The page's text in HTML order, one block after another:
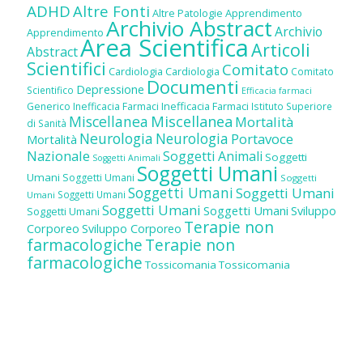
ADHDAltre Fonti Altre Patologie Apprendimento
Apprendimento Archivio AbstractArchivio
AbstractArea ScientificaArticoli
Scientifici Cardiologia Cardiologia Comitato Comitato
Scientifico Depressione Documenti Efficacia farmaci
Generico Inefficacia Farmaci Inefficacia Farmaci Istituto Superiore
di Sanità Miscellanea Miscellanea Mortalità
Mortalità Neurologia Neurologia Portavoce
Nazionale Soggetti Animali Soggetti Animali Soggetti
Umani Soggetti Umani Soggetti Umani Soggetti
Umani Soggetti Umani Soggetti UmaniSoggetti Umani
Soggetti Umani Soggetti Umani Soggetti Umani Sviluppo
Corporeo Sviluppo Corporeo Terapie non
farmacologicheTerapie non
farmacologiche Tossicomania Tossicomania